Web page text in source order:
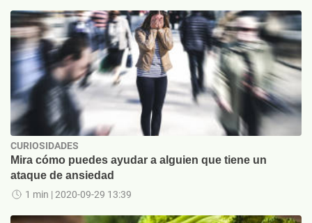
CURIOSIDADES
Mira cómo puedes ayudar a alguien que tiene un
ataque de ansiedad
1 min | 2020-09-29 13:39